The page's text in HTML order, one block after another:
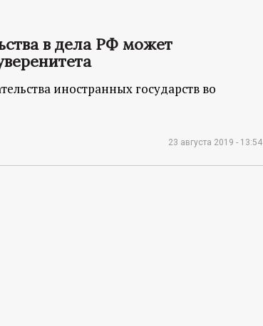
в дела РФ может
иностранных государств во
23 августа 2019 - 13:54